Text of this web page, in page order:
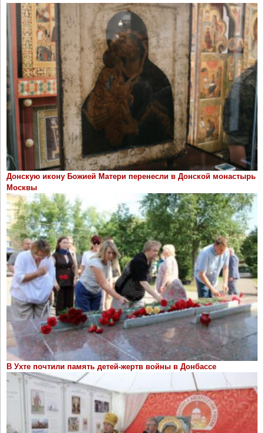
Донскую икону Божией Матери перенесли в Донской монастырь
Москвы
В Ухте почтили память детей-жертв войны в Донбассе